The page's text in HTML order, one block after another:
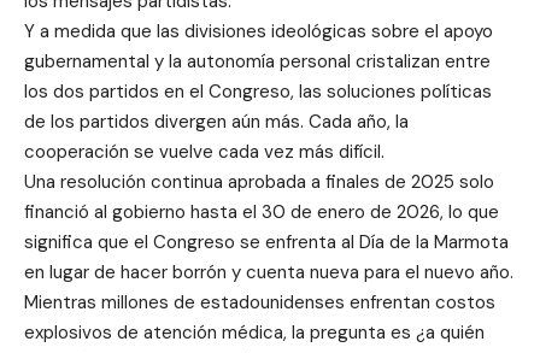
Y a medida que las divisiones ideológicas sobre el apoyo
gubernamental y la autonomía personal cristalizan entre
los dos partidos en el Congreso, las soluciones políticas
de los partidos divergen aún más. Cada año, la
cooperación se vuelve cada vez más difícil.
Una resolución continua aprobada a finales de 2025 solo
financió al gobierno hasta el 30 de enero de 2026, lo que
significa que el Congreso se enfrenta al Día de la Marmota
en lugar de hacer borrón y cuenta nueva para el nuevo año.
Mientras millones de estadounidenses enfrentan costos
explosivos de atención médica, la pregunta es ¿a quién